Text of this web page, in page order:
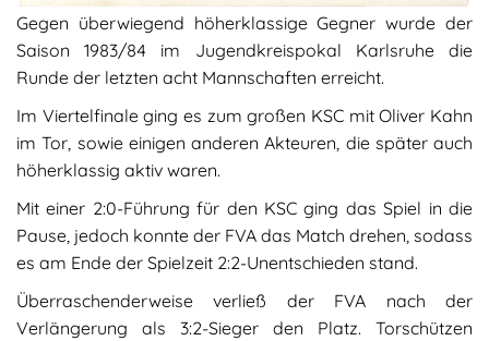
Gegen überwiegend höherklassige Gegner wurde der
Saison 1983/84 im Jugendkreispokal Karlsruhe die
Runde der letzten acht Mannschaften erreicht.
Im Viertelfinale ging es zum großen KSC mit Oliver Kahn
im Tor, sowie einigen anderen Akteuren, die später auch
höherklassig aktiv waren.
Mit einer 2:0-Führung für den KSC ging das Spiel in die
Pause, jedoch konnte der FVA das Match drehen, sodass
es am Ende der Spielzeit 2:2-Unentschieden stand.
Überraschenderweise verließ der FVA nach der
Verlängerung als 3:2-Sieger den Platz. Torschützen